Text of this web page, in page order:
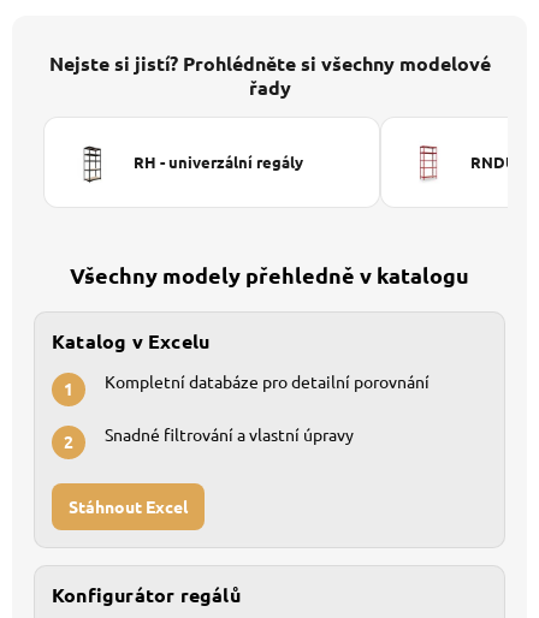
Nejste si jistí? Prohlédněte si všechny modelové
řady
RH - univerzální regály RNDU-
Všechny modely přehledně v katalogu
Katalog v Excelu
1 Kompletní databáze pro detailní porovnání
2 Snadné filtrování a vlastní úpravy
Stáhnout Excel
Konfigurátor regálů